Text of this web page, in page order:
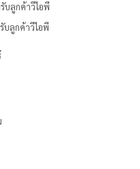
บลูกค้าวีไอพี
บลูกค้าวีไอพี